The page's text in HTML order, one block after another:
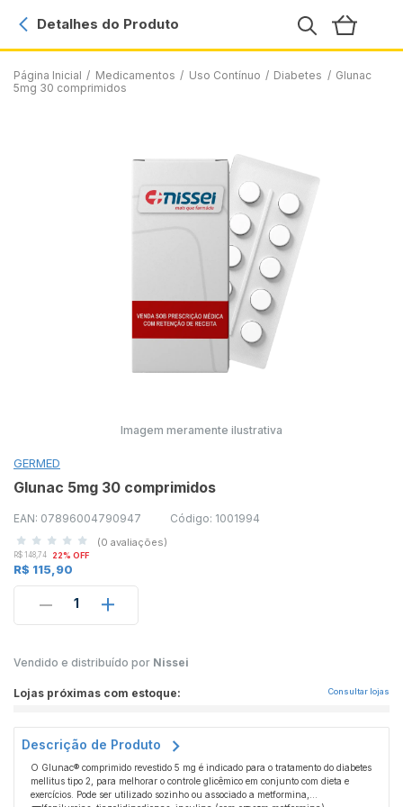
Página Inicial / Medicamentos / Uso Contínuo / Diabetes / Glunac
5mg 30 comprimidos
Detalhes do Produto
Imagem meramente ilustrativa
GERMED
Glunac 5mg 30 comprimidos
EAN: 07896004790947 Código: 1001994
(0 avaliações)
R$ 148,74 22% OFF
R$ 115,90
1
Vendido e distribuído por Nissei
Lojas próximas com estoque: Consultar lojas
Descrição de Produto
O Glunac® comprimido revestido 5 mg é indicado para o tratamento do diabetes
mellitus tipo 2, para melhorar o controle glicêmico em conjunto com dieta e
exercícios. Pode ser utilizado sozinho ou associado a metformina,